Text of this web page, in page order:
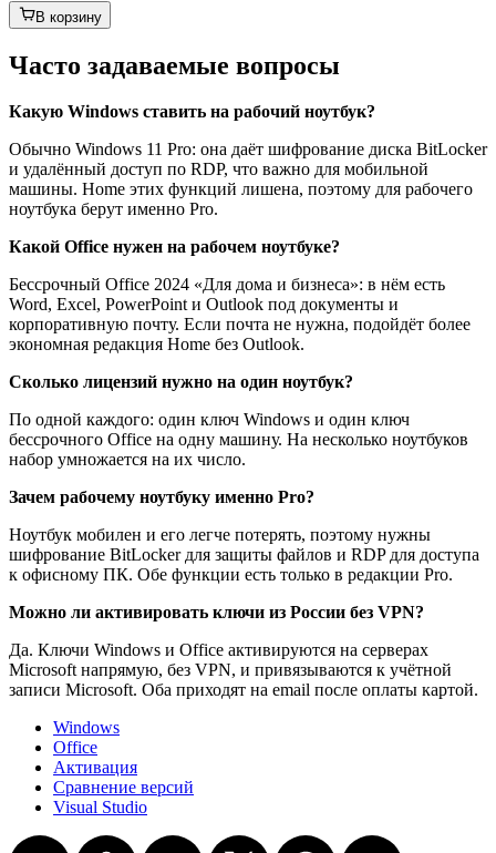
В корзину
Часто задаваемые вопросы
Какую Windows ставить на рабочий ноутбук?
Обычно Windows 11 Pro: она даёт шифрование диска BitLocker
и удалённый доступ по RDP, что важно для мобильной
машины. Home этих функций лишена, поэтому для рабочего
ноутбука берут именно Pro.
Какой Office нужен на рабочем ноутбуке?
Бессрочный Office 2024 «Для дома и бизнеса»: в нём есть
Word, Excel, PowerPoint и Outlook под документы и
корпоративную почту. Если почта не нужна, подойдёт более
экономная редакция Home без Outlook.
Сколько лицензий нужно на один ноутбук?
По одной каждого: один ключ Windows и один ключ
бессрочного Office на одну машину. На несколько ноутбуков
набор умножается на их число.
Зачем рабочему ноутбуку именно Pro?
Ноутбук мобилен и его легче потерять, поэтому нужны
шифрование BitLocker для защиты файлов и RDP для доступа
к офисному ПК. Обе функции есть только в редакции Pro.
Можно ли активировать ключи из России без VPN?
Да. Ключи Windows и Office активируются на серверах
Microsoft напрямую, без VPN, и привязываются к учётной
записи Microsoft. Оба приходят на email после оплаты картой.
Windows
Office
Активация
Сравнение версий
Visual Studio